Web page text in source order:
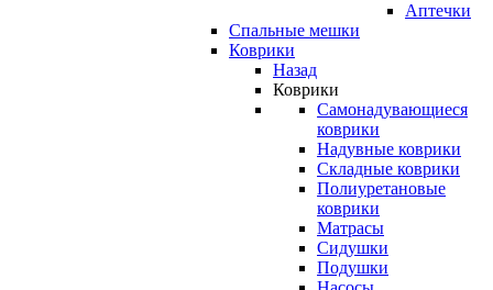
Аптечки
Спальные мешки
Коврики
Назад
Коврики
Самонадувающиеся
коврики
Надувные коврики
Складные коврики
Полиуретановые
коврики
Матрасы
Сидушки
Подушки